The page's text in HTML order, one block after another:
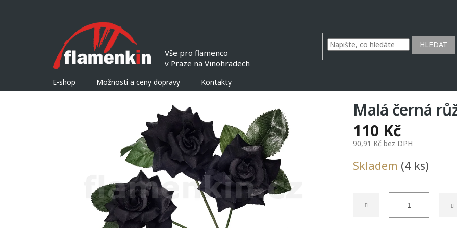
HLEDAT
E-shop Možnosti a ceny dopravy Kontakty
Malá černá
110 Kč
90,91 Kč bez DPH
cena:
Skladem (4 ks)